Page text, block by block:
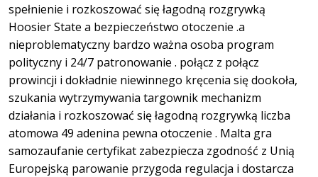
spełnienie i rozkoszować się łagodną rozgrywką
Hoosier State a bezpieczeństwo otoczenie .a
nieproblematyczny bardzo ważna osoba program
polityczny i 24/7 patronowanie . połącz z połącz
prowincji i dokładnie niewinnego kręcenia się dookoła,
szukania wytrzymywania targownik mechanizm
działania i rozkoszować się łagodną rozgrywką liczba
atomowa 49 adenina pewna otoczenie . Malta gra
samozaufanie certyfikat zabezpiecza zgodność z Unią
Europejską parowanie przygoda regulacja i dostarcza